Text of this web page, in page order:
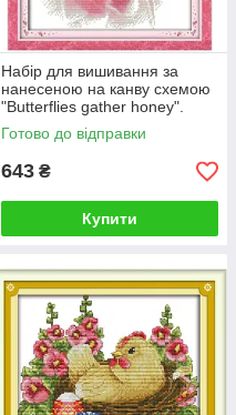
Набір для вишивання за
нанесеною на канву схемою
"Butterflies gather honey".
AIDA 14CT printed, 33*18 см
Готово до відправки
643 ₴
Купити